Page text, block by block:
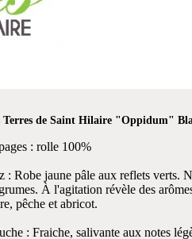
Terres de Saint Hilaire "Oppidum"
: rolle 100%
: Robe jaune pâle aux reflets verts.
À l'agitation révèle des
pêche et abricot.
: Fraiche, salivante aux notes